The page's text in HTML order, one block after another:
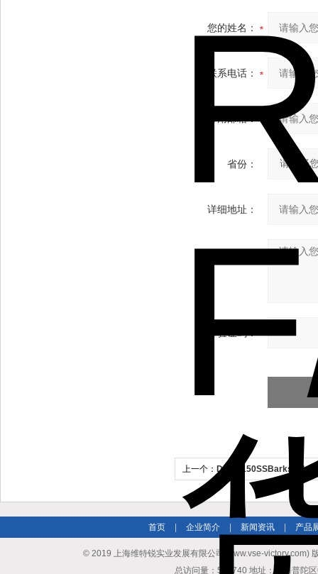
您的姓名：
联系电话：
省份：
详细地址：
上一个： D1T-A150SSBarksdale
首页 企业简介 新闻资讯 产品
© 2019 上海维特锐实业发展有限公司(www.vse-victory.com)
总访问量：509740 地址：上海普陀